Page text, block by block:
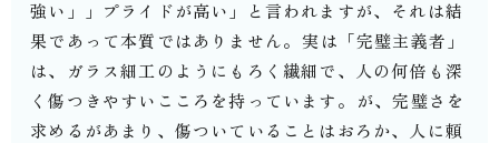
強い」」プライドが高い」と言われますが、それは結
果であって本質ではありません。⁡実は「完璧主義者」
は、ガラス細工のようにもろく繊細で、人の何倍も深
く傷つきやすいこころを持っています。⁡が、完璧さを
求めるがあまり、傷ついていることはおろか、人に頼